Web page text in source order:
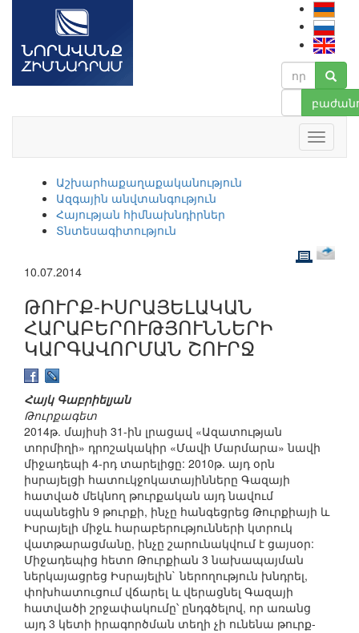
Աշխարհաքաղաքականություն
Ազգային անվտանգություն
Հայության հիմնախնդիրներ
Տնտեսագիտություն
10.07.2014
ԹՈՒՐՔ-ԻՍՐԱՅԵԼԱԿԱՆ
ՀԱՐԱԲԵՐՈՒԹՅՈՒՆՆԵՐԻ
ԿԱՐԳԱՎՈՐՄԱՆ ՇՈՒՐՋ
Հայկ Գաբրիելյան
Թուրքագետ
2014թ. մայիսի 31-ին լրացավ «Ազատության
տորմիղի» դրոշակակիր «Մավի Մարմարա» նավի
միջադեպի 4-րդ տարելիցը: 2010թ. այդ օրն
իսրայելցի հատուկջոկատայինները Գազայի
հատված մեկնող թուրքական այդ նավում
սպանեցին 9 թուրքի, ինչը հանգեցրեց Թուրքիայի և
Իսրայելի միջև հարաբերությունների կտրուկ
վատթարացմանը, ինչը շարունակվում է ցայսօր:
Միջադեպից հետո Թուրքիան 3 նախապայման
ներկայացրեց Իսրայելին` ներողություն խնդրել,
փոխհատուցում վճարել և վերացնել Գազայի
հատվածի շրջափակումը՝ ընդգծելով, որ առանց
այդ 3 կետի իրագործման տեղի չի ունենա թուրք-